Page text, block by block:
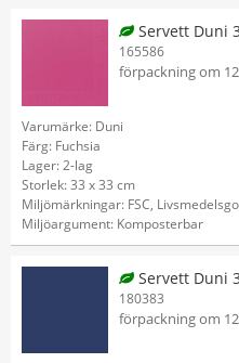
Servett Duni
165586
förpackning om
Varumärke: Duni
Färg: Fuchsia
Lager: 2-lag
Storlek: 33 x 33 cm
Miljömärkningar: FSC,
Miljöargument: Komposterbar
Servett Duni
180383
förpackning om